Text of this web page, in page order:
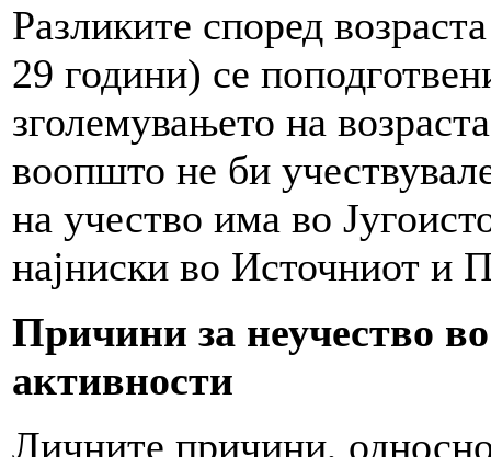
Разликите според
29 години) се
зголемувањето на
воопшто не би
на учество има во
најниски во Источниот и
Причини за неучество
активности
Личните причини,